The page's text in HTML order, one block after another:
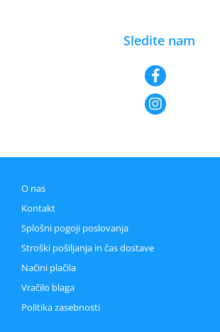
Sledite nam
O nas
Kontakt
Splošni pogoji poslovanja
Stroški pošiljanja in čas dostave
Načini plačila
Vračilo blaga
Politika zasebnosti